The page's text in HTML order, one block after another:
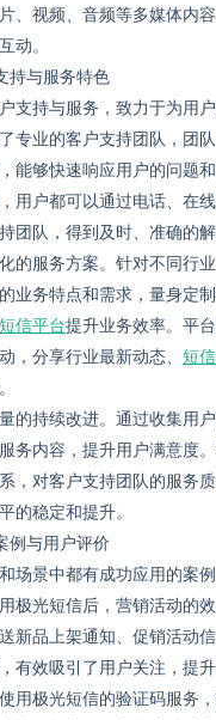
、视频、音频等多媒体内
动。
持与服务特色
支持与服务，致力于为用
专业的客户支持团队，团
能够快速响应用户的问题
用户都可以通过电话、在
团队，得到及时、准确的解
的服务方案。针对不同行
业务特点和需求，量身定
短信平台提升业务效率。平
，分享行业最新动态、 短
的持续改进。通过收集用户
务内容，提升用户满意度
，对客户支持团队的服务
的稳定和提升。
例与用户评价
场景中都有成功应用的案例
极光短信后，营销活动的
新品上架通知、促销活动
有效吸引了用户关注，提
用极光短信的验证码服务